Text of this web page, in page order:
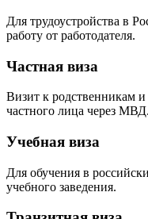
Для трудоустройства в
работу от работодателя.
Частная виза
Визит к родственникам и
частного лица через МВД.
Учебная виза
Для обучения в
учебного заведения.